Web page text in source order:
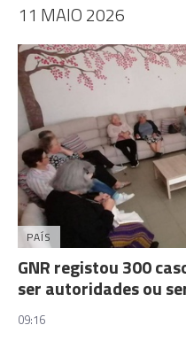
11 MAIO 2026
PAÍS
GNR registou 300
ser autoridades ou
09:16